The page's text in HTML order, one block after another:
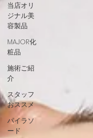
当店オリ
ジナル美
容製品
MAJOR化
粧品
施術ご紹
介
スタッフ
おススメ
パイラソ
ード